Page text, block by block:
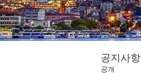
공지사항
공개